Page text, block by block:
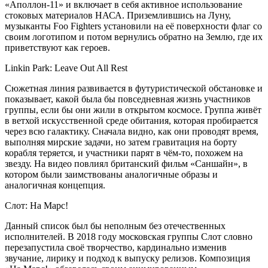
«Аполлон-11» и включает в себя активное использование
стоковых материалов НАСА. Приземлившись на Луну,
музыканты Foo Fighters установили на её поверхности флаг со
своим логотипом и потом вернулись обратно на Землю, где их
приветствуют как героев.
Linkin Park: Leave Out All Rest
Сюжетная линия развивается в футуристической обстановке и
показывает, какой была бы повседневная жизнь участников
группы, если бы они жили в открытом космосе. Группа живёт
в ветхой искусственной среде обитания, которая пробирается
через всю галактику. Сначала видно, как они проводят время,
выполняя мирские задачи, но затем гравитация на борту
корабля теряется, и участники парят в чём-то, похожем на
звезду. На видео повлиял британский фильм «Саншайн», в
котором были заимствованы аналогичные образы и
аналогичная концепция.
Слот: На Марс!
Данный список был бы неполным без отечественных
исполнителей. В 2018 году московская группы Слот словно
перезапустила своё творчество, кардинально изменив
звучание, лирику и подход к выпуску релизов. Композиция